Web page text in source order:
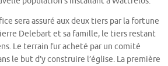
sera assuré aux deux tiers par la fortune
Delebart et sa famille, le tiers restant
Le terrain fur acheté par un comité
le but d’y construire l’église. La première